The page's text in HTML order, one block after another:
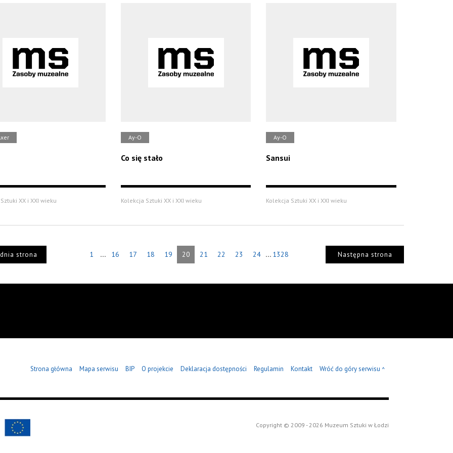
XX i XXI wieku
Ay-O
Co się stało
Kolekcja Sztuki XX i XXI wieku
Ay-O
Sansui
Kolekcja Sztuki XX i XXI wieku
strona 1 ... 16 17 18 19 20 21 22 23 24 ... 1328 Następna strona
Strona główna Mapa serwisu BIP O projekcie Deklaracja dostępności Regulamin Kontakt Wróć do góry serwisu ^
Copyright © 2009 - 2026 Muzeum Sztuki w Łodzi